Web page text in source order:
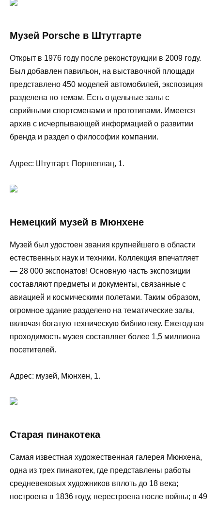
Музей Porsche в Штутгарте
Открыт в 1976 году после реконструкции в 2009 году.
Был добавлен павильон, на выставочной площади
представлено 450 моделей автомобилей, экспозиция
разделена по темам. Есть отдельные залы с
серийными спортсменами и прототипами. Имеется
архив с исчерпывающей информацией о развитии
бренда и раздел о философии компании.
Адрес: Штутгарт, Поршеплац, 1.
Немецкий музей в Мюнхене
Музей был удостоен звания крупнейшего в области
естественных наук и техники. Коллекция впечатляет
— 28 000 экспонатов! Основную часть экспозиции
составляют предметы и документы, связанные с
авиацией и космическими полетами. Таким образом,
огромное здание разделено на тематические залы,
включая богатую техническую библиотеку. Ежегодная
проходимость музея составляет более 1,5 миллиона
посетителей.
Адрес: музей, Мюнхен, 1.
Старая пинакотека
Самая известная художественная галерея Мюнхена,
одна из трех пинакотек, где представлены работы
средневековых художников вплоть до 18 века;
построена в 1836 году, перестроена после войны; в 49